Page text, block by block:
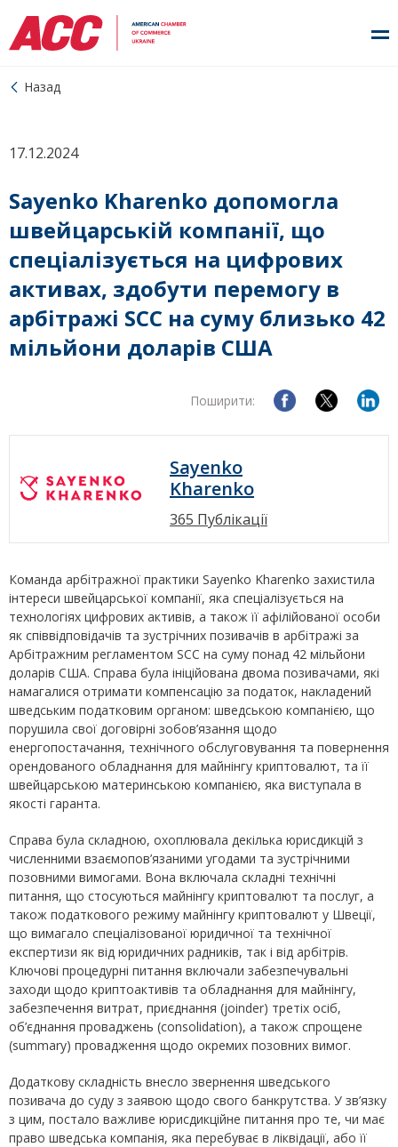
Назад
17.12.2024
Sayenko Kharenko допомогла
швейцарській компанії, що
спеціалізується на цифрових
активах, здобути перемогу в
арбітражі SCC на суму близько 42
мільйони доларів США
Поширити:
Sayenko
Kharenko
365 Публікації
Команда арбітражної практики Sayenko Kharenko захистила
інтереси швейцарської компанії, яка спеціалізується на
технологіях цифрових активів, а також її афілійованої особи
як співвідповідачів та зустрічних позивачів в арбітражі за
Арбітражним регламентом SCC на суму понад 42 мільйони
доларів США. Справа була ініційована двома позивачами, які
намагалися отримати компенсацію за податок, накладений
шведським податковим органом: шведською компанією, що
порушила свої договірні зобов’язання щодо
енергопостачання, технічного обслуговування та повернення
орендованого обладнання для майнінгу криптовалют, та її
швейцарською материнською компанією, яка виступала в
якості гаранта.
Справа була складною, охоплювала декілька юрисдикцій з
численними взаємопов’язаними угодами та зустрічними
позовними вимогами. Вона включала складні технічні
питання, що стосуються майнінгу криптовалют та послуг, а
також податкового режиму майнінгу криптовалют у Швеції,
що вимагало спеціалізованої юридичної та технічної
експертизи як від юридичних радників, так і від арбітрів.
Ключові процедурні питання включали забезпечувальні
заходи щодо криптоактивів та обладнання для майнінгу,
забезпечення витрат, приєднання (joinder) третіх осіб,
об’єднання проваджень (consolidation), а також спрощене
(summary) провадження щодо окремих позовних вимог.
Додаткову складність внесло звернення шведського
позивача до суду з заявою щодо свого банкрутства. У зв’язку
з цим, постало важливе юрисдикційне питання про те, чи має
право шведська компанія, яка перебуває в ліквідації, або її